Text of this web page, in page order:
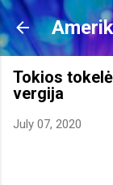
Tokios
vergija
July 07, 2020